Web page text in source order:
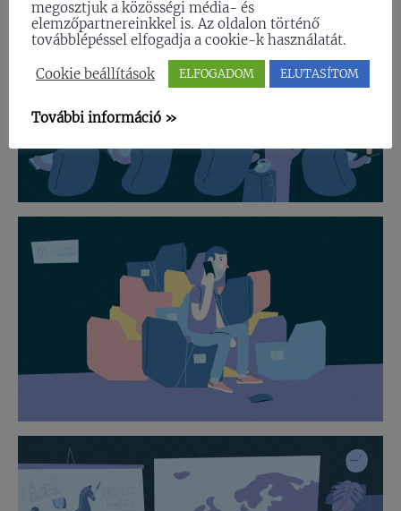
megosztjuk a közösségi média- és
elemzőpartnereinkkel is. Az oldalon történő
továbblépéssel elfogadja a cookie-k használatát.
Cookie beállítások ELFOGADOM ELUTASÍTOM
További információ »